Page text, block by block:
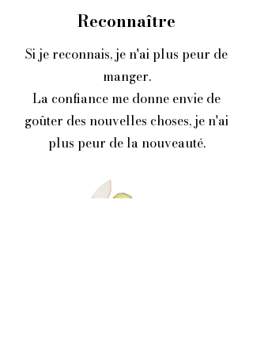
Reconnaître
Si je reconnais, je n'ai plus peur de
manger.
La confiance me donne envie de
goûter des nouvelles choses, je n'ai
plus peur de la nouveauté.